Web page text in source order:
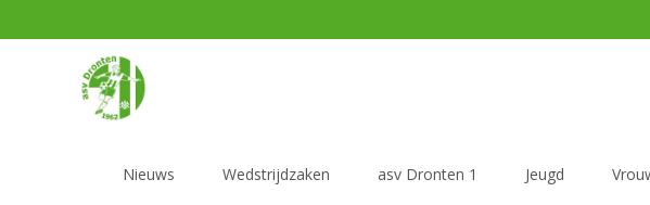
naarNieuws Wedstrijdzaken asv Dronten 1 Jeugd